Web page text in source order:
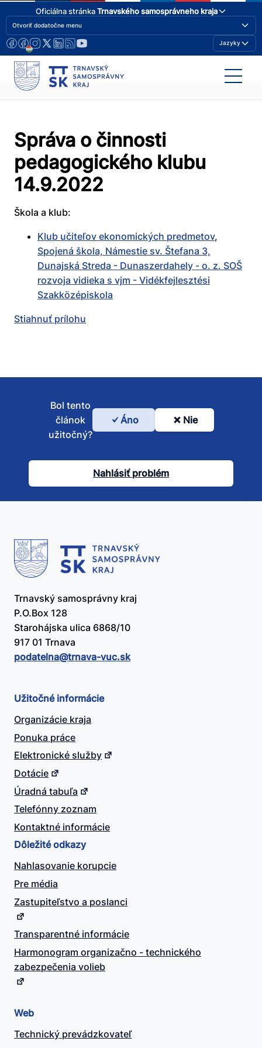
Oficiálna stránkaTrnavského samosprávneho kraja
Otvoriť dodatočne menu
Jazyky
Správa o činnosti
pedagogického klubu
14.9.2022
Škola a klub:
Klub učiteľov ekonomických predmetov,
Spojená škola, Námestie sv. Štefana 3,
Dunajská Streda - Dunaszerdahely - o. z. SOŠ
rozvoja vidieka s vjm - Vidékfejlesztési
Szakközépiskola
Stiahnuť prílohu
Bol
článok
užitočný?
Bol tento
článok
užitočný?
Áno Nie
Nahlásiť problém
Trnavský samosprávny kraj
P.O.Box 128
Starohájska ulica 6868/10
917 01 Trnava
podatelna@​trnava-vuc.sk
Užitočné informácie
Organizácie kraja
Ponuka práce
Elektronické služby
Dotácie
Úradná tabuľa
Telefónny zoznam
Kontaktné informácie
Dôležité odkazy
Nahlasovanie korupcie
Pre média
Zastupiteľstvo a poslanci
Transparentné informácie
Harmonogram organizačno - technického
zabezpečenia volieb
Web
Technický prevádzkovateľ